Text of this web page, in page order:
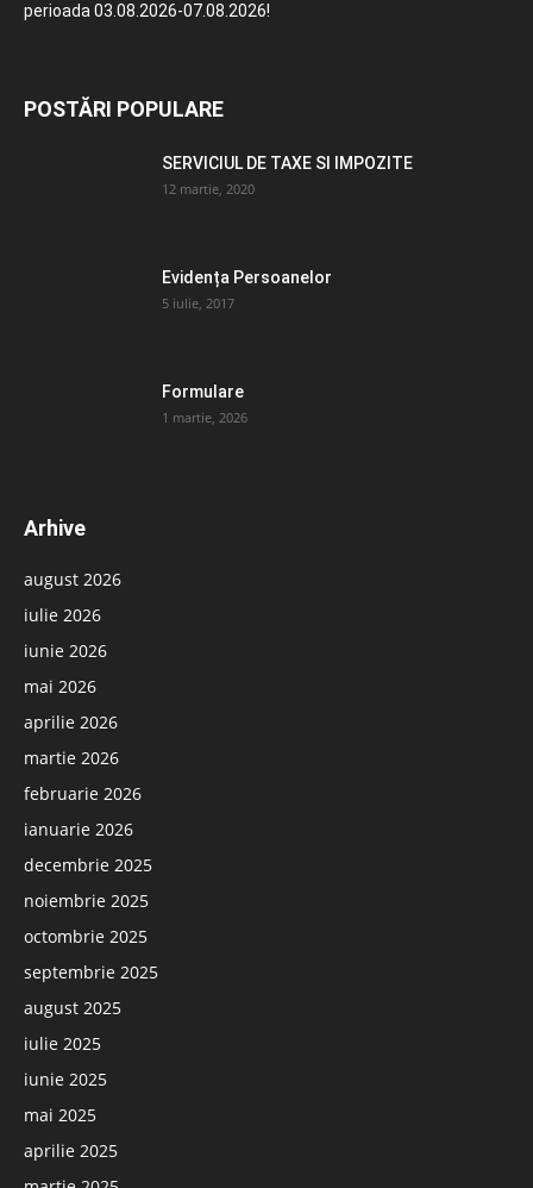
perioada 03.08.2026-07.08.2026!
POSTĂRI POPULARE
SERVICIUL DE TAXE SI IMPOZITE
12 martie, 2020
Evidența Persoanelor
5 iulie, 2017
Formulare
1 martie, 2026
Arhive
august 2026
iulie 2026
iunie 2026
mai 2026
aprilie 2026
martie 2026
februarie 2026
ianuarie 2026
decembrie 2025
noiembrie 2025
octombrie 2025
septembrie 2025
august 2025
iulie 2025
iunie 2025
mai 2025
aprilie 2025